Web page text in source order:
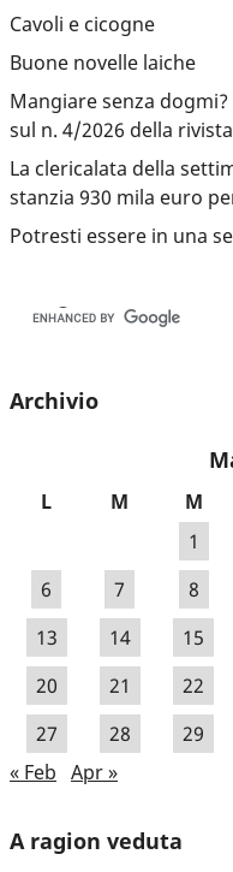
Cavoli e cicogne
Buone novelle laiche
Mangiare senza
sul n. 4/2026 della
La clericalata della
stanzia 930 mila euro
Potresti essere in una
Archivio
L M M
1
6
7 8
13
14 15
20
21 22
27
28 29
« Feb Apr »
A ragion veduta